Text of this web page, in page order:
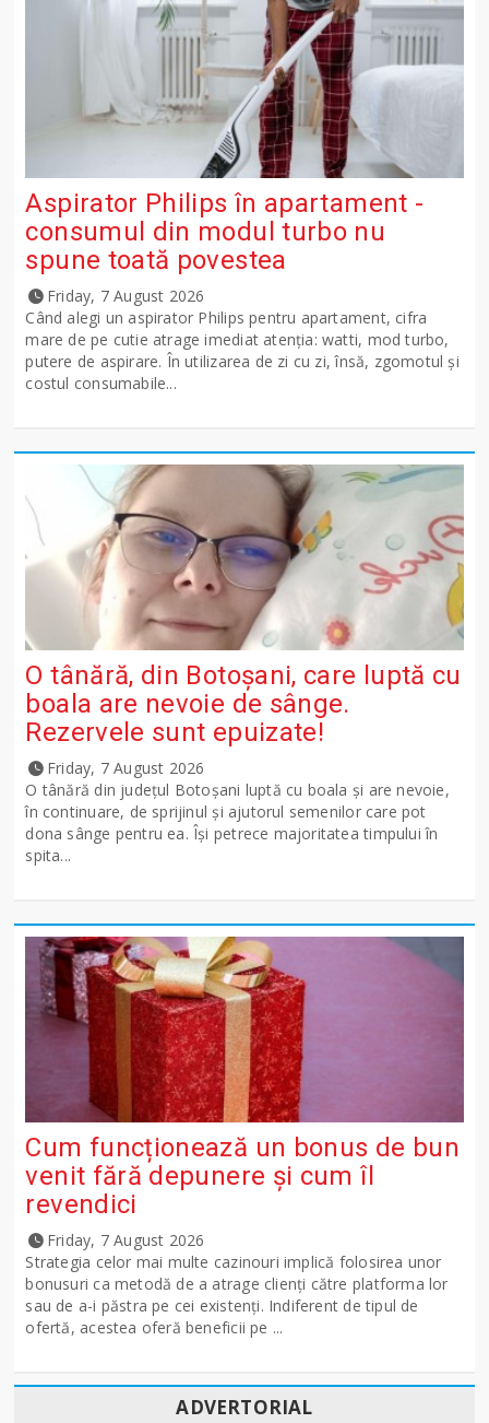
Aspirator Philips în apartament -
consumul din modul turbo nu
spune toată povestea
Friday, 7 August 2026
Când alegi un aspirator Philips pentru apartament, cifra
mare de pe cutie atrage imediat atenția: watti, mod turbo,
putere de aspirare. În utilizarea de zi cu zi, însă, zgomotul și
costul consumabile...
O tânără, din Botoșani, care luptă cu
boala are nevoie de sânge.
Rezervele sunt epuizate!
Friday, 7 August 2026
O tânără din județul Botoșani luptă cu boala și are nevoie,
în continuare, de sprijinul și ajutorul semenilor care pot
dona sânge pentru ea. Își petrece majoritatea timpului în
spita...
Cum funcționează un bonus de bun
venit fără depunere și cum îl
revendici
Friday, 7 August 2026
Strategia celor mai multe cazinouri implică folosirea unor
bonusuri ca metodă de a atrage clienți către platforma lor
sau de a-i păstra pe cei existenți. Indiferent de tipul de
ofertă, acestea oferă beneficii pe ...
ADVERTORIAL